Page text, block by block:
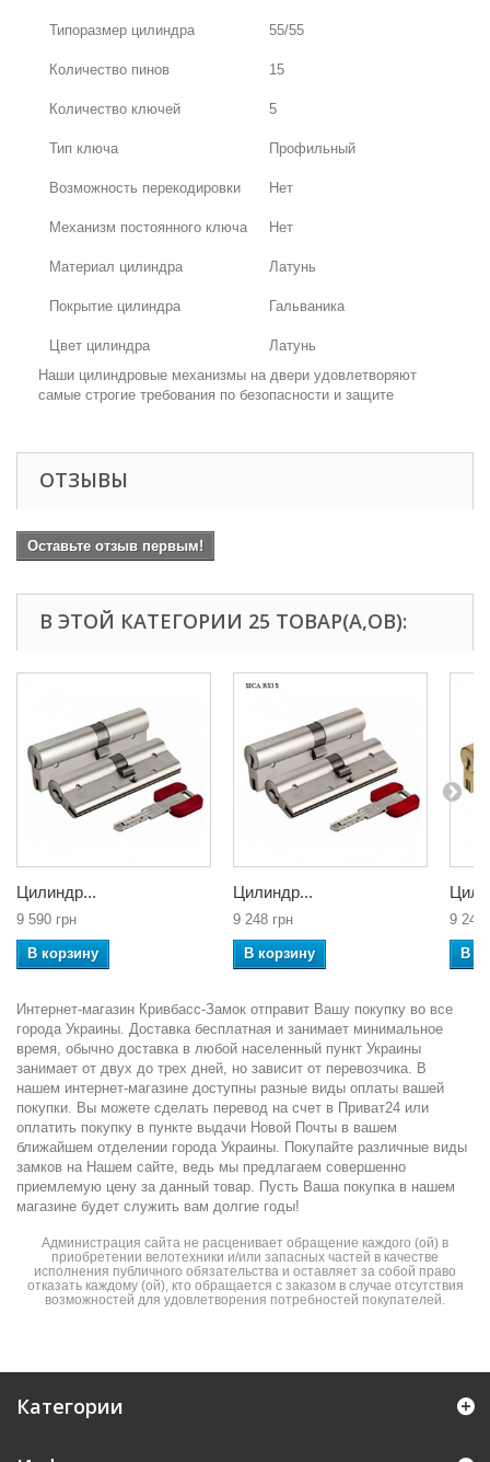
Типоразмер цилиндра 55/55
Количество пинов 15
Количество ключей 5
Тип ключа Профильный
Возможность перекодировки Нет
Механизм постоянного ключа Нет
Материал цилиндра Латунь
Покрытие цилиндра Гальваника
Цвет цилиндра
Латунь
Наши цилиндровые механизмы на двери удовлетворяют
самые строгие требования по безопасности и защите
ОТЗЫВЫ
Оставьте отзыв первым!
В ЭТОЙ КАТЕГОРИИ 25 ТОВАР(А,ОВ):
Цилиндр...
9 590 грн
В корзину
Цилиндр...
9 248 грн
В корзину
9 248
В
Интернет-магазин Кривбасс-Замок отправит Вашу покупку во все
города Украины. Доставка бесплатная и занимает минимальное
время, обычно доставка в любой населенный пункт Украины
занимает от двух до трех дней, но зависит от перевозчика. В
нашем интернет-магазине доступны разные виды оплаты вашей
покупки. Вы можете сделать перевод на счет в Приват24 или
оплатить покупку в пункте выдачи Новой Почты в вашем
ближайшем отделении города Украины. Покупайте различные виды
замков на Нашем сайте, ведь мы предлагаем совершенно
приемлемую цену за данный товар. Пусть Ваша покупка в нашем
магазине будет служить вам долгие годы!
Администрация сайта не расценивает обращение каждого (ой) в
приобретении велотехники и/или запасных частей в качестве
исполнения публичного обязательства и оставляет за собой право
отказать каждому (ой), кто обращается с заказом в случае отсутствия
возможностей для удовлетворения потребностей покупателей.
Категории